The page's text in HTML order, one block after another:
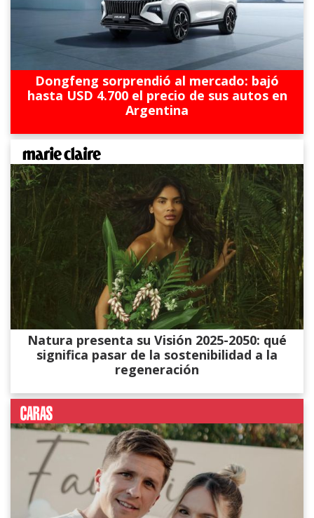
Dongfeng sorprendió al mercado: bajó
hasta USD 4.700 el precio de sus autos en
Argentina
Natura presenta su Visión 2025-2050: qué
significa pasar de la sostenibilidad a la
regeneración